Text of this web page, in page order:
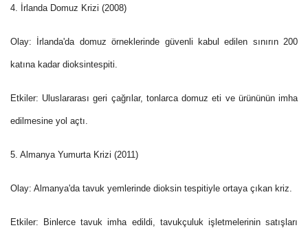
4. İrlanda Domuz Krizi (2008)
Olay: İrlanda'da domuz örneklerinde güvenli kabul edilen sınırın 200
katına kadar dioksintespiti.
Etkiler: Uluslararası geri çağrılar, tonlarca domuz eti ve ürününün imha
edilmesine yol açtı.
5. Almanya Yumurta Krizi (2011)
Olay: Almanya'da tavuk yemlerinde dioksin tespitiyle ortaya çıkan kriz.
Etkiler: Binlerce tavuk imha edildi, tavukçuluk işletmelerinin satışları